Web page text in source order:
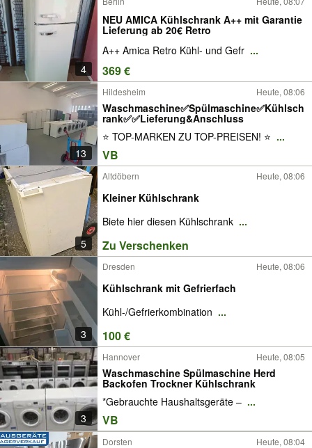
4
NEU AMICA Kühlschrank A++ mit Garantie
Lieferung ab 20€ Retro
A++ Amica Retro Kühl- und Gefr ...
369 €
13
Hildesheim Heute, 08:06
Waschmaschine✅Spülmaschine✅Kühlsch
rank✅✅Lieferung&Anschluss
⭐ TOP-MARKEN ZU TOP-PREISEN! ⭐ ...
VB
5
Altdöbern Heute, 08:06
Kleiner Kühlschrank
Biete hier diesen Kühlschrank ...
Zu Verschenken
3
Dresden Heute, 08:06
Kühlschrank mit Gefrierfach
Kühl-/Gefrierkombination ...
100 €
3
Hannover Heute, 08:05
Waschmaschine Spülmaschine Herd
Backofen Trockner Kühlschrank
*Gebrauchte Haushaltsgeräte – ...
VB
Dorsten Heute, 08:04